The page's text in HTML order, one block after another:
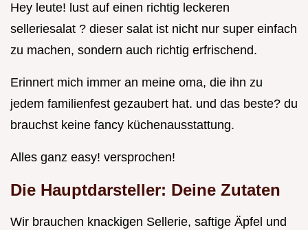
Hey leute! lust auf einen richtig leckeren
selleriesalat ? dieser salat ist nicht nur super einfach
zu machen, sondern auch richtig erfrischend.
Erinnert mich immer an meine oma, die ihn zu
jedem familienfest gezaubert hat. und das beste? du
brauchst keine fancy küchenausstattung.
Alles ganz easy! versprochen!
Die Hauptdarsteller: Deine Zutaten
Wir brauchen knackigen Sellerie, saftige Äpfel und